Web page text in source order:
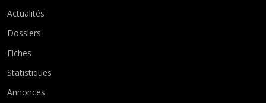
Actualités
Dossiers
Fiches
Statistiques
Annonces